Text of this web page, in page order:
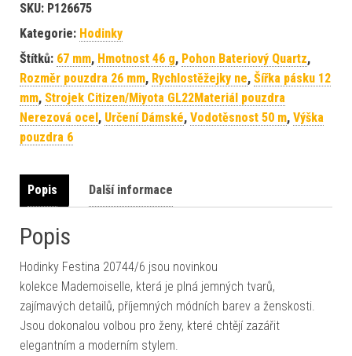
SKU: P126675
Kategorie: Hodinky
Štítků: 67 mm, Hmotnost 46 g, Pohon Bateriový Quartz,
Rozměr pouzdra 26 mm, Rychlostěžejky ne, Šířka pásku 12
mm, Strojek Citizen/Miyota GL22Materiál pouzdra
Nerezová ocel, Určení Dámské, Vodotěsnost 50 m, Výška
pouzdra 6
Popis Další informace
Popis
Hodinky Festina 20744/6 jsou novinkou
kolekce Mademoiselle, která je plná jemných tvarů,
zajímavých detailů, příjemných módních barev a ženskosti.
Jsou dokonalou volbou pro ženy, které chtějí zazářit
elegantním a moderním stylem.